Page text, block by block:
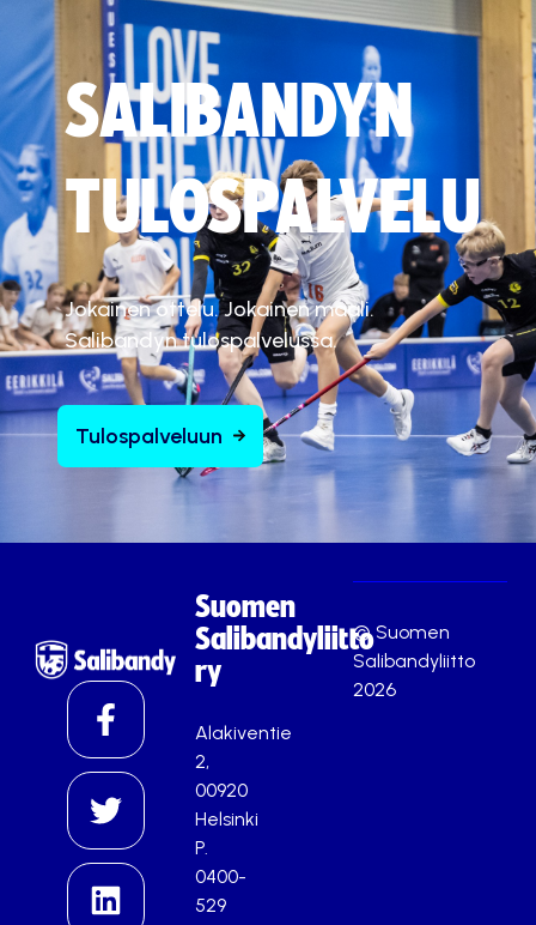
SALIBANDYN
TULOSPALVELU
Jokainen ottelu. Jokainen maali.
Salibandyn tulospalvelussa.
Tulospalveluun
Suomen
Salibandyliitto
ry
Alakiventie
2,
00920
Helsinki
P.
0400-
529
© Suomen
Salibandyliitto
2026